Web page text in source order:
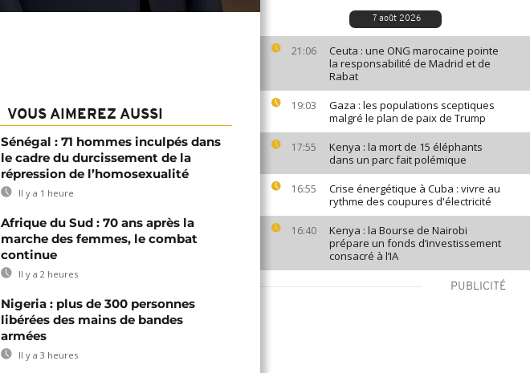
7 août 2026
21:06
Ceuta : une ONG marocaine pointe
la responsabilité de Madrid et de
Rabat
19:03
Gaza : les populations sceptiques
malgré le plan de paix de Trump
17:55
Kenya : la mort de 15 éléphants
dans un parc fait polémique
16:55
Crise énergétique à Cuba : vivre au
rythme des coupures d'électricité
16:40
Kenya : la Bourse de Nairobi
prépare un fonds d’investissement
consacré à l’IA
PUBLICITÉ
VOUS AIMEREZ AUSSI
Sénégal : 71 hommes inculpés dans
le cadre du durcissement de la
répression de l’homosexualité
Il y a 1 heure
Afrique du Sud : 70 ans après la
marche des femmes, le combat
continue
Il y a 2 heures
Nigeria : plus de 300 personnes
libérées des mains de bandes
armées
Il y a 3 heures